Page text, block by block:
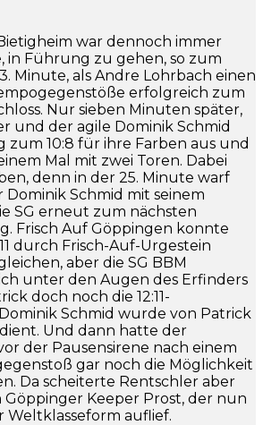
war dennoch immer
in Führung zu gehen, so zum
Minute, als Andre Lohrbach einen
erfolgreich zum
Nur sieben Minuten später,
und der agile Dominik Schmid
zum 10:8 für ihre Farben aus und
Mal mit zwei Toren. Dabei
denn in der 25. Minute warf
Dominik Schmid mit seinem
SG erneut zum nächsten
Frisch Auf Göppingen konnte
durch Frisch-Auf-Urgestein
aber die SG BBM
unter den Augen des Erfinders
doch noch die 12:11-
Schmid wurde von Patrick
Und dann hatte der
der Pausensirene nach einem
gar noch die Möglichkeit
Da scheiterte Rentschler aber
Keeper Prost, der nun
auflief.